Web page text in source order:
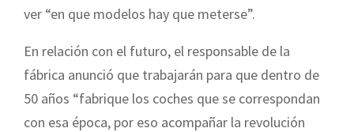
ver “en que modelos hay que meterse”.
En relación con el futuro, el responsable de la
fábrica anunció que trabajarán para que dentro de
50 años “fabrique los coches que se correspondan
con esa época, por eso acompañar la revolución